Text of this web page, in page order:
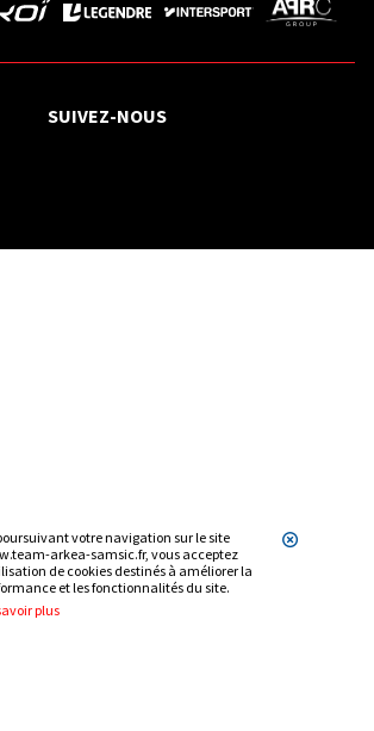
votre navigation sur le site
arkea-samsic.fr, vous acceptez
de cookies destinés à améliorer la
et les fonctionnalités du site.
plus
SUIVEZ-NOUS